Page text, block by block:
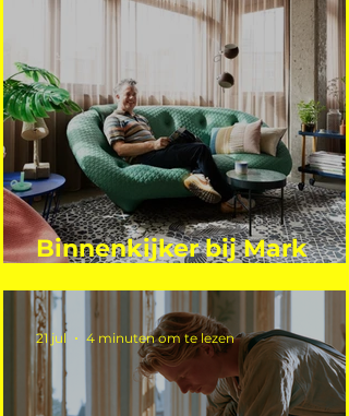
Binnenkijker bij Mark
21 jul 4 minuten om te lezen